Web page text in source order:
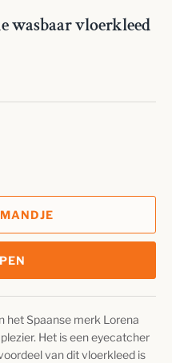
wasbaar vloerkleed
het Spaanse merk Lorena
Het is een eyecatcher
van dit vloerkleed is